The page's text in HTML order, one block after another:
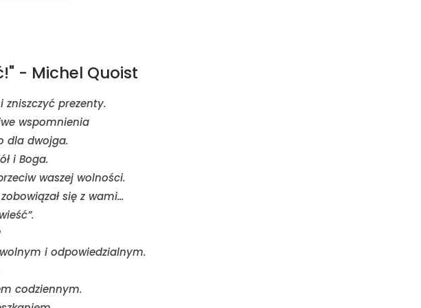
- Michel Quoist
zniszczyć prezenty.
wspomnienia
dla dwojga.
i Boga.
waszej wolności.
się z wami…
wolnym i odpowiedzialnym.
codziennym.